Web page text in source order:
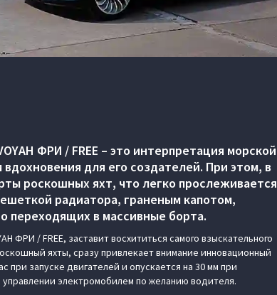
ФРИ / FREE – это интерпретация морской
для его создателей. При этом, в
роскошных яхт, что легко прослеживается
радиатора, граненым капотом,
в массивные борта.
ФРИ / FREE, заставит восхититься самого взыскательного
яхты, сразу привлекает внимание инновационный
при запуске двигателей и опускается на 30 мм при
электромобилем по желанию водителя.